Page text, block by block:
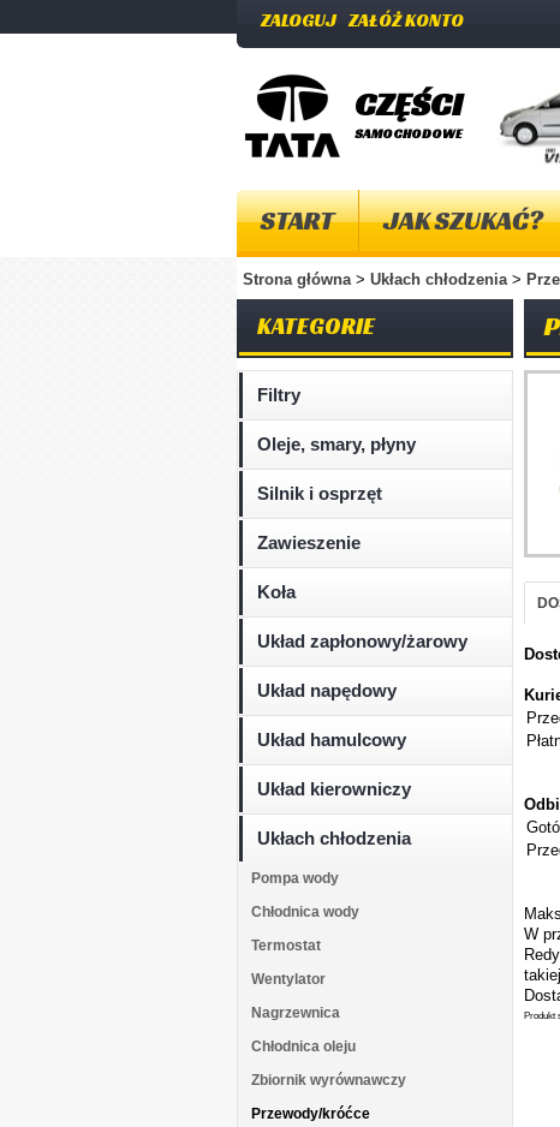
ZALOGUJ ZAŁÓŻ KONTO
CZĘŚCI
SAMOCHODOWE
START JAK SZUKAĆ?
Strona główna> Ukłach chłodzenia >
KATEGORIE
Filtry
Oleje, smary, płyny
Silnik i osprzęt
Zawieszenie
Koła
Układ zapłonowy/żarowy
Układ napędowy
Układ hamulcowy
Układ kierowniczy
Ukłach chłodzenia
Pompa wody
Chłodnica wody
Termostat
Wentylator
Nagrzewnica
Chłodnica oleju
Zbiornik wyrównawczy
Przewody/króćce
W
Produkt